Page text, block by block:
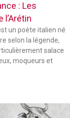
: Les
un poète italien né
selon la légende,
salace
moqueurs et